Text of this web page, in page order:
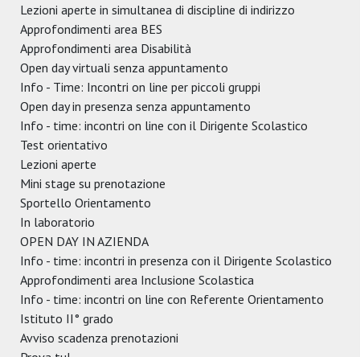
Lezioni aperte in simultanea di discipline di indirizzo
Approfondimenti area BES
Approfondimenti area Disabilità
Open day virtuali senza appuntamento
Info - Time: Incontri on line per piccoli gruppi
Open day in presenza senza appuntamento
Info - time: incontri on line con il Dirigente Scolastico
Test orientativo
Lezioni aperte
Mini stage su prenotazione
Sportello Orientamento
In laboratorio
OPEN DAY IN AZIENDA
Info - time: incontri in presenza con il Dirigente Scolastico
Approfondimenti area Inclusione Scolastica
Info - time: incontri on line con Referente Orientamento
Istituto II° grado
Avviso scadenza prenotazioni